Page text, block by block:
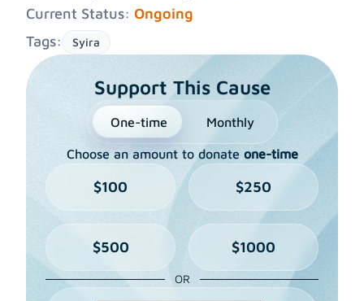
Current Status: Ongoing
Tags:
Syira
Support This Cause
One-time Monthly
Choose an amount to donate one-time
$100 $250
$500 $1000
OR